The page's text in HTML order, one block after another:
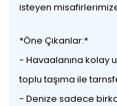
isteyen
*Öne Çıkanlar:*
- Havaalanına kolay
toplu taşıma ile
- Denize sadece